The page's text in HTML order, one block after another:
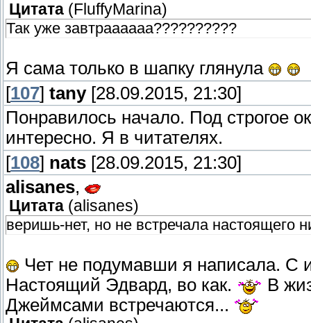
Цитата ( FluffyMarina)
Так уже завтраааааа??????????
Я сама только в шапку глянула
[107] tany[28.09.2015, 21:30]
Понравилось начало. Под строгое
интересно. Я в читателях.
[108] nats [28.09.2015, 21:30]
alisanes,
Цитата (alisanes)
веришь-нет, но не встречала настоящего
Чет не подумавши я написала. С
Настоящий Эдвард, во как.
В
Джеймсами встречаются...